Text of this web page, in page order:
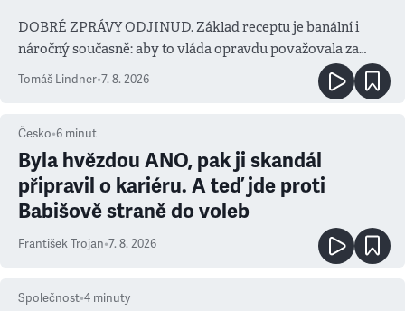
DOBRÉ ZPRÁVY ODJINUD. Základ receptu je banální i
náročný současně: aby to vláda opravdu považovala za
Tomáš Lindner•7. 8. 2026
Česko•6 minut
Byla hvězdou ANO, pak ji skandál
připravil o kariéru. A teď jde proti
Babišově straně do voleb
František Trojan•7. 8. 2026
Společnost•4 minuty